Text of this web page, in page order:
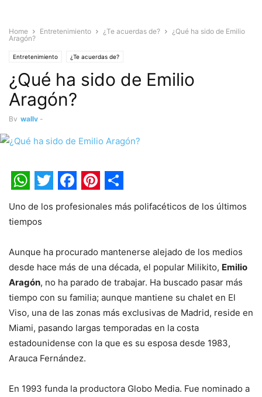
Home Entretenimiento ¿Te acuerdas de?
¿Qué ha sido de Emilio
Aragón?
Entretenimiento ¿Te acuerdas de?
¿Qué ha sido de Emilio
Aragón?
By wally -
WhatsApp
Twitter
Facebook
Pinterest
Share
Uno de los profesionales más polifacéticos de los últimos
tiempos
Aunque ha procurado mantenerse alejado de los medios
desde hace más de una década, el popular Milikito, Emilio
Aragón, no ha parado de trabajar. Ha buscado pasar más
tiempo con su familia; aunque mantiene su chalet en El
Viso, una de las zonas más exclusivas de Madrid, reside en
Miami, pasando largas temporadas en la costa
estadounidense con la que es su esposa desde 1983,
Arauca Fernández.
En 1993 funda la productora Globo Media. Fue nominado a